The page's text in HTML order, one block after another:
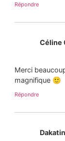
Répondre
Céline
Merci
magnifique 🙂
Répondre